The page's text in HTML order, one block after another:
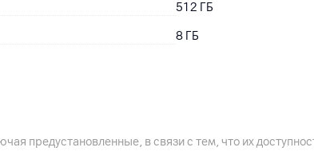
512 ГБ
8 ГБ
4900мАч
предустановленные, в связи с тем, что их